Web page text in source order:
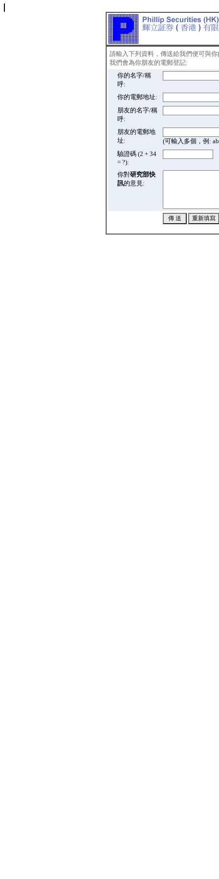
請輸入下列資料，傳送給我們便可與
我們會為你朋友的電郵登記:
你的名字/稱
呼:
你的電郵地址:
朋友的名字/稱
呼:
朋友的電郵地
址:
(可輸入多個，例:
驗證碼 (2 + 34
= ?):
你對研究部快
訊的意見: